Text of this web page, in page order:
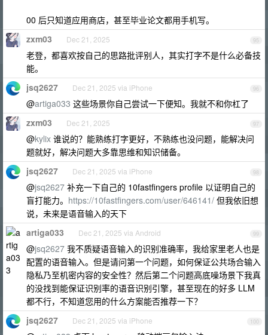
00 后只知道应用商店，甚至毕业论文都用手机写。
95
zxm03 Dec 21, 2025
老登，都喜欢按自己的思路批评别人，其实打字不是什么必备技
能。
96
jsq2627 Dec 21, 2025 via iPhone
@artiga033 这些场景你自己尝试一下便知。我就不和你杠了
97
zxm03 Dec 21, 2025
@kylix 谁说的？能熟练打字更好，不熟练也没问题，能解决问
题就好，解决问题大多靠思维和知识储备。
98
jsq2627 Dec 21, 2025 via iPhone
@jsq2627 补充一下自己的 10fastfingers profile 以证明自己的
盲打能力。 https://10fastfingers.com/user/646141/ 但我依旧想
说，未来是语音输入的天下
99
artiga033 Dec 21, 2025 via Android
@jsq2627 我不质疑语音输入的识别准确率，我给家里老人也是
配置的语音输入。但是请问第一个问题，如何保证公共场合输入
隐私乃至机密内容的安全性？然后第二个问题高底噪场景下我真
的没找到能保证识别率的语音识别引擎，甚至现在的好多 LLM
都不行，不知道您用的什么方案能否推荐一下？
100
jsq2627 Dec 21, 2025 via iPhone